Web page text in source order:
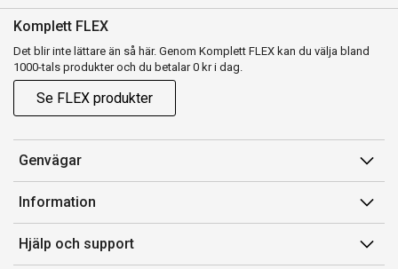
Komplett FLEX
Det blir inte lättare än så här. Genom Komplett FLEX kan du välja bland
1000-tals produkter och du betalar 0 kr i dag.
Se FLEX produkter
Genvägar
Konto
Orderhistorik
Presentkort
Information
Försäljningsvillkor
Medlemsvillkor for Komplett Club
Hjälp och support